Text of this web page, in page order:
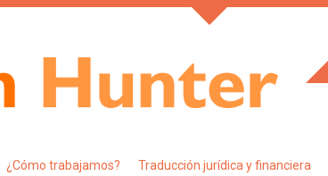
¿Cómo trabajamos? Traducción jurídica y financiera